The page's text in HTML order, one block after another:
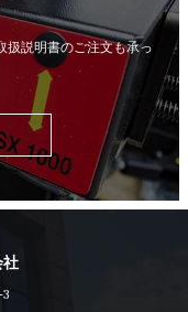
扱説明書のご注文も承っ